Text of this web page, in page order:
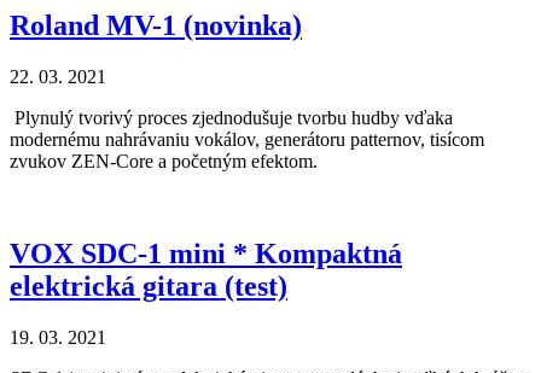
Roland MV-1 (novinka)
22. 03. 2021
Plynulý tvorivý proces zjednodušuje tvorbu hudby vďaka
modernému nahrávaniu vokálov, generátoru patternov, tisícom
zvukov ZEN-Core a početným efektom.
VOX SDC-1 mini * Kompaktná
elektrická gitara (test)
19. 03. 2021